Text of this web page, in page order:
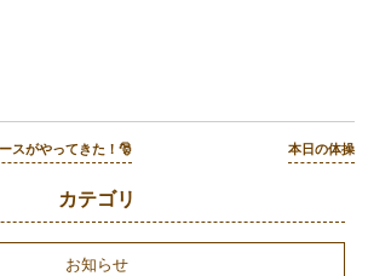
スがやってきた！🎅 本日の体操
カテゴリ
お知らせ